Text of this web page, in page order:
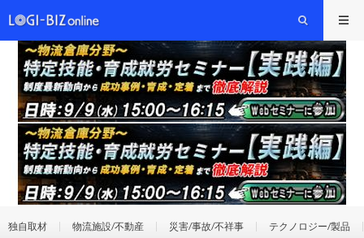
独自取材 物流施設/不動産 災害/事故/不祥事 テクノロジー/製品